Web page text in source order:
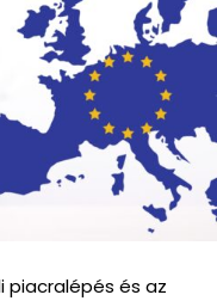
piacralépés és az